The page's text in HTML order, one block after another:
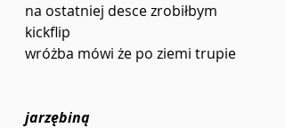
na ostatniej desce zrobiłbym
kickflip
wróżba mówi że po ziemi trupie
jarzębiną